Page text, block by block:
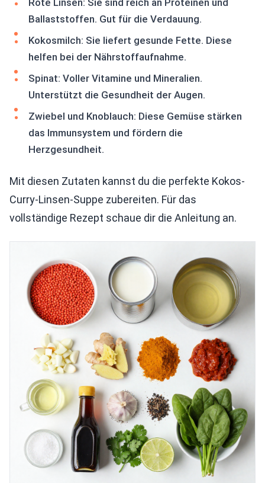
Rote Linsen: Sie sind reich an Proteinen und
Ballaststoffen. Gut für die Verdauung.
Kokosmilch: Sie liefert gesunde Fette. Diese
helfen bei der Nährstoffaufnahme.
Spinat: Voller Vitamine und Mineralien.
Unterstützt die Gesundheit der Augen.
Zwiebel und Knoblauch: Diese Gemüse stärken
das Immunsystem und fördern die
Herzgesundheit.
Mit diesen Zutaten kannst du die perfekte Kokos-
Curry-Linsen-Suppe zubereiten. Für das
vollständige Rezept schaue dir die Anleitung an.